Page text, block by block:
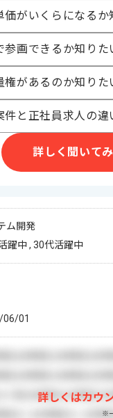
価がいくらになるか
参画できるか知りた
権があるのか知りた
件と正社員求人の違
詳しく聞いて
ム開発
躍中 , 30代活躍中
06/01
詳しくはカウ
※